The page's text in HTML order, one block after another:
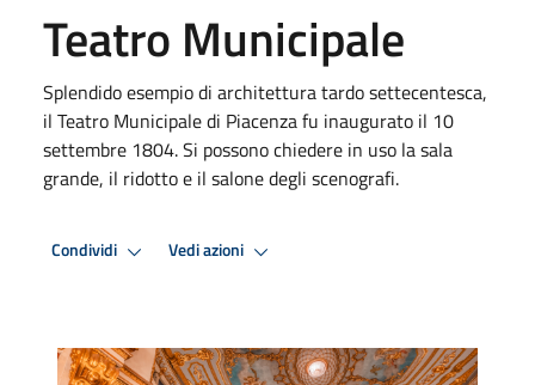
Teatro Municipale
Splendido esempio di architettura tardo settecentesca,
il Teatro Municipale di Piacenza fu inaugurato il 10
settembre 1804. Si possono chiedere in uso la sala
grande, il ridotto e il salone degli scenografi.
Condividi Vedi azioni